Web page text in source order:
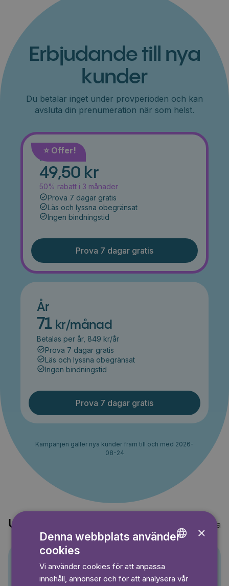
Erbjudande till nya
kunder
Du betalar inget under provperioden och kan
avsluta din prenumeration när som helst.
⭐️ Offer!
Månad
49,50 kr
50% rabatt i 3 månader
Prova 7 dagar gratis
Läs och lyssna obegränsat
Ingen bindningstid
Prova 7 dagar gratis
År
71 kr/månad
Betalas per år, 849 kr/år
Prova 7 dagar gratis
Läs och lyssna obegränsat
Ingen bindningstid
Prova 7 dagar gratis
Kampanjen gäller nya kunder fram till och med 2026-
08-24
Upptäck också Visa alla
×
Denna webbplats använder
cookies
Vi använder cookies för att anpassa
innehåll, annonser och för att analysera vår